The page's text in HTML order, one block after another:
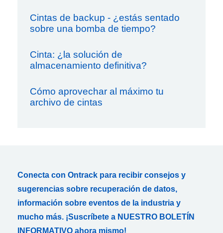
Cintas de backup - ¿estás sentado
sobre una bomba de tiempo?
Cinta: ¿la solución de
almacenamiento definitiva?
Cómo aprovechar al máximo tu
archivo de cintas
Conecta con Ontrack para recibir consejos y
sugerencias sobre recuperación de datos,
información sobre eventos de la industria y
mucho más. ¡Suscríbete a NUESTRO BOLETÍN
INFORMATIVO ahora mismo!